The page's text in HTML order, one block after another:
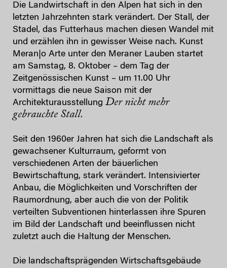
Die Landwirtschaft in den Alpen hat sich in den
letzten Jahrzehnten stark verändert. Der Stall, der
Stadel, das Futterhaus machen diesen Wandel mit
und erzählen ihn in gewisser Weise nach. Kunst
Meran|o Arte unter den Meraner Lauben startet
am Samstag, 8. Oktober – dem Tag der
Zeitgenössischen Kunst – um 11.00 Uhr
vormittags die neue Saison mit der
Architekturausstellung Der nicht mehr
gebrauchte Stall.
Seit den 1960er Jahren hat sich die Landschaft als
gewachsener Kulturraum, geformt von
verschiedenen Arten der bäuerlichen
Bewirtschaftung, stark verändert. Intensivierter
Anbau, die Möglichkeiten und Vorschriften der
Raumordnung, aber auch die von der Politik
verteilten Subventionen hinterlassen ihre Spuren
im Bild der Landschaft und beeinflussen nicht
zuletzt auch die Haltung der Menschen.
Die landschaftsprägenden Wirtschaftsgebäude